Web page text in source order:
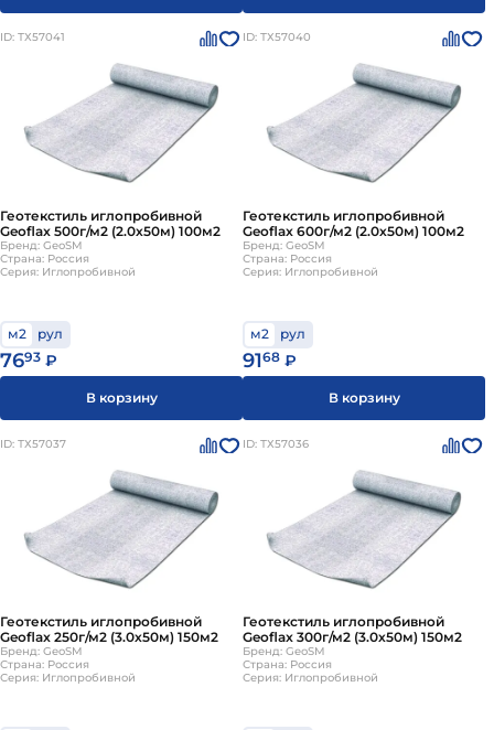
ID: ТХ57041
Геотекстиль иглопробивной
Geoflax 500г/м2 (2.0х50м) 100м2
Бренд: GeoSM
Страна: Россия
Серия: Иглопробивной
м2 рул
7693 ₽
В корзину
ID: ТХ57040
Геотекстиль иглопробивной
Geoflax 600г/м2 (2.0х50м) 100м2
Бренд: GeoSM
Страна: Россия
Серия: Иглопробивной
м2 рул
9168 ₽
В корзину
ID: ТХ57037
Геотекстиль иглопробивной
Geoflax 250г/м2 (3.0х50м) 150м2
Бренд: GeoSM
Страна: Россия
Серия: Иглопробивной
ID: ТХ57036
Геотекстиль иглопробивной
Geoflax 300г/м2 (3.0х50м) 150м2
Бренд: GeoSM
Страна: Россия
Серия: Иглопробивной